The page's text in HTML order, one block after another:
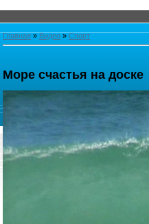
Главная » Видео » Спорт
Море счастья на доске